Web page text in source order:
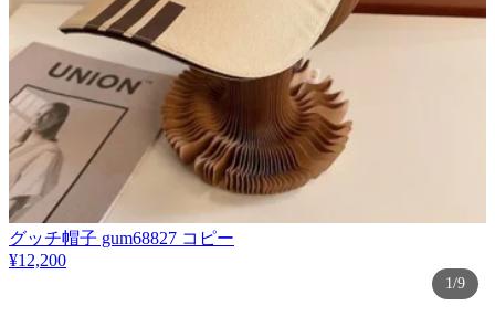
1/9
グッチ帽子 gum68827 コピー
¥12,200